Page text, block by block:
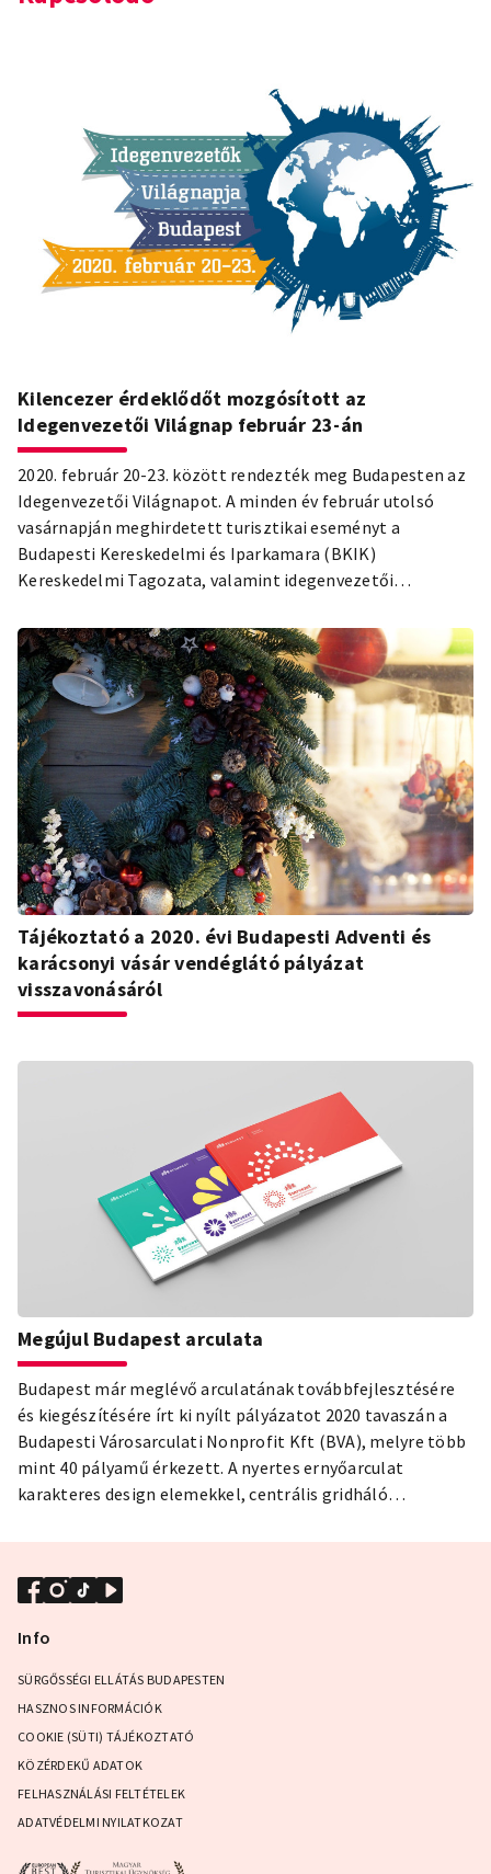
Kilencezer érdeklődőt mozgósított az
Idegenvezetői Világnap február 23-án
2020. február 20-23. között rendezték meg Budapesten az
Idegenvezetői Világnapot. A minden év február utolsó
vasárnapján meghirdetett turisztikai eseményt a
Budapesti Kereskedelmi és Iparkamara (BKIK)
Kereskedelmi Tagozata, valamint idegenvezetői
Turisztikai Központ (BFTK), valamint a Bevásárló- és
Tematikus Utcák Menedzsmentje (BUM) vett részt a
rendezvény szervezésében. A négy napos
rendezvényfolyamra mintegy 120 sétát, épületbejárást
hirdettek meg, amely több mint 9000 regisztrált
érdeklődőt vonzott.
Tájékoztató a 2020. évi Budapesti Adventi és
karácsonyi vásár vendéglátó pályázat
visszavonásáról
Megújul Budapest arculata
Budapest már meglévő arculatának továbbfejlesztésére
és kiegészítésére írt ki nyílt pályázatot 2020 tavaszán a
Budapesti Városarculati Nonprofit Kft (BVA), melyre több
mint 40 pályamű érkezett. A nyertes ernyőarculat
karakteres design elemekkel, centrális gridháló
egységes vizuális megjelenést a Budapest Önkormányzat
alá tartozó 50 cég és azok aktivitásai számára.
Info
SÜRGŐSSÉGI ELLÁTÁS BUDAPESTEN
HASZNOS INFORMÁCIÓK
COOKIE (SÜTI) TÁJÉKOZTATÓ
KÖZÉRDEKŰ ADATOK
FELHASZNÁLÁSI FELTÉTELEK
ADATVÉDELMI NYILATKOZAT